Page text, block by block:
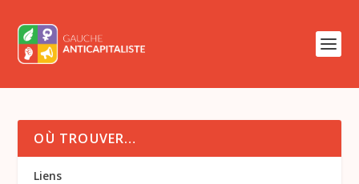
OÙ TROUVER…
Liens